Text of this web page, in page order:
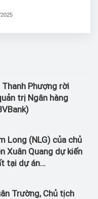
Thanh Phượng rời
trị Ngân hàng
Long (NLG) của chủ
Xuân Quang dự kiến
tại dự án
Trường, Chủ tịch